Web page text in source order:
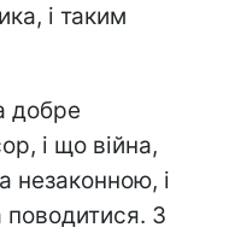
і таким
добре
і що війна,
незаконною, і
поводитися. З